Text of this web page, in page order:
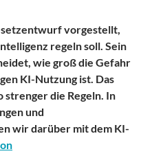
vorgestellt,
regeln soll. Sein
wie groß die Gefahr
KI-Nutzung ist. Das
strenger die Regeln. In
und
wir darüber mitdem KI-